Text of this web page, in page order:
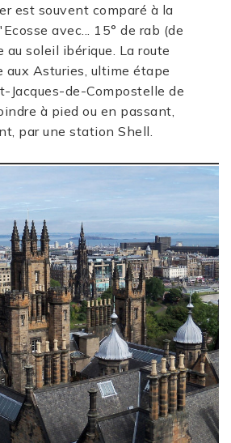
est souvent comparé à la
avec... 15° de rab (de
au soleil ibérique. La route
aux Asturies, ultime étape
Jacques-de-Compostelle de
à pied ou en passant,
par une station Shell.